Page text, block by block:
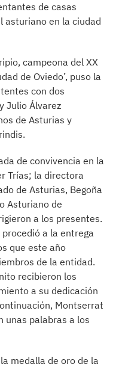
de casas
asturiano en la ciudad
campeona del XX
de Oviedo’, puso la
con dos
Julio Álvarez
de Asturias y
de convivencia en la
Trías; la directora
de Asturias, Begoña
Asturiano de
a los presentes.
a la entrega
que este año
de la entidad.
recibieron los
a su dedicación
Montserrat
unas palabras a los
medalla de oro de la